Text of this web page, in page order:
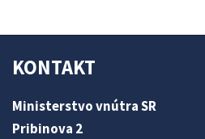
KONTAKT
Ministerstvo vnútra SR
Pribinova 2